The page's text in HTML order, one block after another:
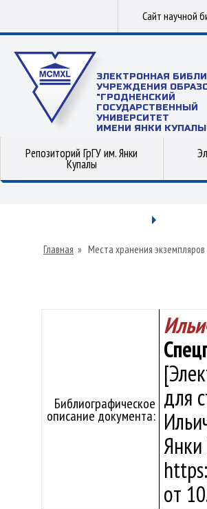
Сайт научной
ЭЛЕКТРОННАЯ
УЧРЕЖДЕНИЯ
"ГРОДНЕНСКИЙ
ГОСУДАРСТВЕННЫЙ
УНИВЕРСИТЕТ
ИМЕНИ ЯНКИ
Репозиторий ГрГУ им. Янки
Купалы
Главная » Места хранения экземпляров
Библиографическое
описание документа:
для
от